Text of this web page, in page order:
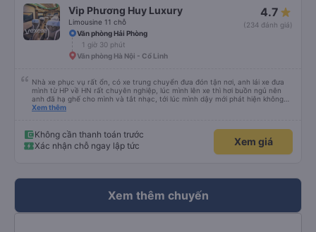
Vip Phương Huy Luxury
Limousine 11 chỗ
4.7
(234 đánh giá)
Văn phòng Hải Phòng
1 giờ 30 phút
Văn phòng Hà Nội - Cổ Linh
Nhà xe phục vụ rất ổn, có xe trung chuyển đưa đón tận nơi, anh lái xe đưa
mình từ HP về HN rất chuyên nghiệp, lúc mình lên xe thì hơi buồn ngủ nên
anh đã hạ ghế cho mình và tắt nhạc, tới lúc mình dậy mới phát hiện không
thấy điện thoại thì anh đã ngay lập tức gọi xe trung chuyển để tìm điện thoại
Xem thêm
Không cần thanh toán trước
Xác nhận chỗ ngay lập tức
Xem giá
Xem thêm chuyến